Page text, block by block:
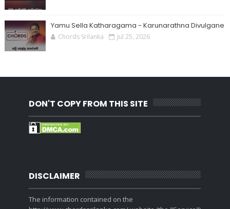
Yamu Sella Katharagama - Karunarathna Divulgane
Chords Srilanka Jul 25, 2026
DON'T COPY FROM THIS SITE
DISCLAIMER
The information contained on the